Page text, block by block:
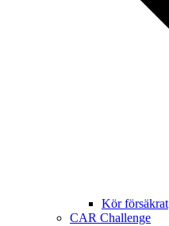
Kör försäkrat
CAR Challenge